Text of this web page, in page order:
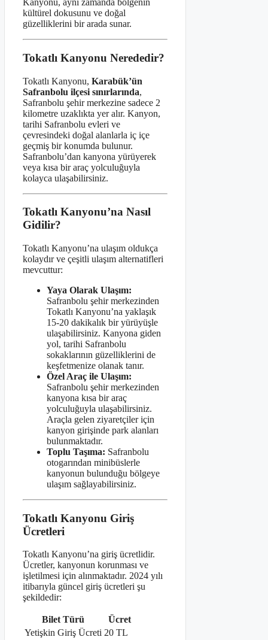
Kanyonu, aynı zamanda bölgenin
kültürel dokusunu ve doğal
güzelliklerini bir arada sunar.
Tokatlı Kanyonu Nerededir?
Tokatlı Kanyonu, Karabük’ün
Safranbolu ilçesi sınırlarında,
Safranbolu şehir merkezine sadece 2
kilometre uzaklıkta yer alır. Kanyon,
tarihi Safranbolu evleri ve
çevresindeki doğal alanlarla iç içe
geçmiş bir konumda bulunur.
Safranbolu’dan kanyona yürüyerek
veya kısa bir araç yolculuğuyla
kolayca ulaşabilirsiniz.
Tokatlı Kanyonu’na Nasıl
Gidilir?
Tokatlı Kanyonu’na ulaşım oldukça
kolaydır ve çeşitli ulaşım alternatifleri
mevcuttur:
Yaya Olarak Ulaşım:
Safranbolu şehir merkezinden
Tokatlı Kanyonu’na yaklaşık
15-20 dakikalık bir yürüyüşle
ulaşabilirsiniz. Kanyona giden
yol, tarihi Safranbolu
sokaklarının güzelliklerini de
keşfetmenize olanak tanır.
Özel Araç ile Ulaşım:
Safranbolu şehir merkezinden
kanyona kısa bir araç
yolculuğuyla ulaşabilirsiniz.
Araçla gelen ziyaretçiler için
kanyon girişinde park alanları
bulunmaktadır.
Toplu Taşıma: Safranbolu
otogarından minibüslerle
kanyonun bulunduğu bölgeye
ulaşım sağlayabilirsiniz.
Tokatlı Kanyonu Giriş
Ücretleri
Tokatlı Kanyonu’na giriş ücretlidir.
Ücretler, kanyonun korunması ve
işletilmesi için alınmaktadır. 2024 yılı
itibarıyla güncel giriş ücretleri şu
şekildedir:
Bilet Türü
Ücret
Yetişkin Giriş Ücreti 20 TL